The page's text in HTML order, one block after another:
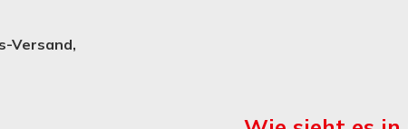
Versand,